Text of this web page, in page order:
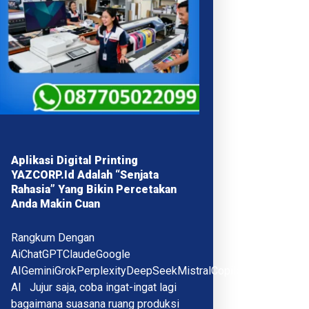
Aplikasi Digital Printing
YAZCORP.id Adalah “Senjata
Rahasia” Yang Bikin Percetakan
Anda Makin Cuan
Rangkum Dengan
AiChatGPTClaudeGoogle
AIGeminiGrokPerplexityDeepSeekMistralCopilotQwenMeta
AI Jujur saja, coba ingat-ingat lagi
bagaimana suasana ruang produksi